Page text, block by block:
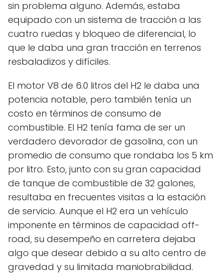
sin problema alguno. Además, estaba
equipado con un sistema de tracción a las
cuatro ruedas y bloqueo de diferencial, lo
que le daba una gran tracción en terrenos
resbaladizos y difíciles.
El motor V8 de 6.0 litros del H2 le daba una
potencia notable, pero también tenía un
costo en términos de consumo de
combustible. El H2 tenía fama de ser un
verdadero devorador de gasolina, con un
promedio de consumo que rondaba los 5 km
por litro. Esto, junto con su gran capacidad
de tanque de combustible de 32 galones,
resultaba en frecuentes visitas a la estación
de servicio. Aunque el H2 era un vehículo
imponente en términos de capacidad off-
road, su desempeño en carretera dejaba
algo que desear debido a su alto centro de
gravedad y su limitada maniobrabilidad.